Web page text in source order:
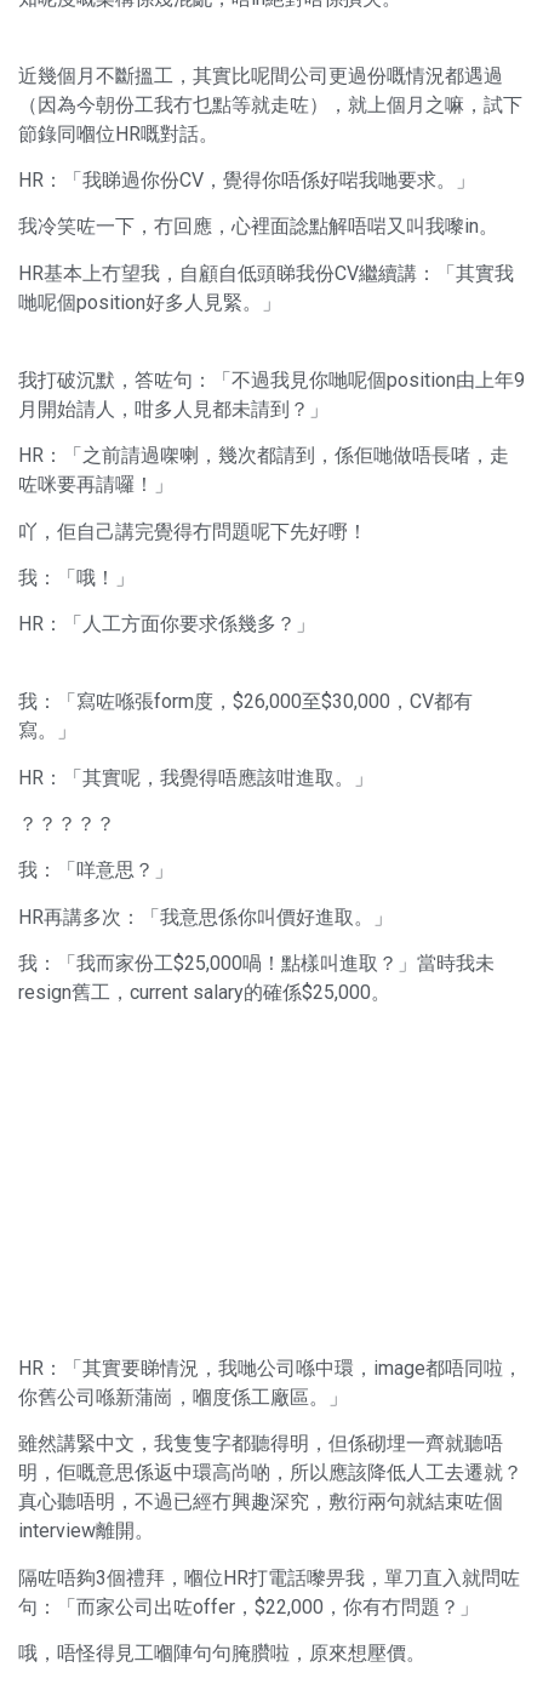
近幾個月不斷搵工，其實比呢間公司更過份嘅情況都遇過
（因為今朝份工我冇乜點等就走咗），就上個月之嘛，試下
節錄同嗰位HR嘅對話。
HR：「我睇過你份CV，覺得你唔係好啱我哋要求。」
我冷笑咗一下，冇回應，心裡面諗點解唔啱又叫我嚟in。
HR基本上冇望我，自顧自低頭睇我份CV繼續講：「其實我
哋呢個position好多人見緊。」
我打破沉默，答咗句：「不過我見你哋呢個position由上年9
月開始請人，咁多人見都未請到？」
HR：「之前請過㗎喇，幾次都請到，係佢哋做唔長啫，走
咗咪要再請囉！」
吖，佢自己講完覺得冇問題呢下先好嘢！
我：「哦！」
HR：「人工方面你要求係幾多？」
我：「寫咗喺張form度，$26,000至$30,000，CV都有
寫。」
HR：「其實呢，我覺得唔應該咁進取。」
？？？？？
我：「咩意思？」
HR再講多次：「我意思係你叫價好進取。」
我：「我而家份工$25,000喎！點樣叫進取？」當時我未
resign舊工，current salary的確係$25,000。
HR：「其實要睇情況，我哋公司喺中環，image都唔同啦，
你舊公司喺新蒲崗，嗰度係工廠區。」
雖然講緊中文，我隻隻字都聽得明，但係砌埋一齊就聽唔
明，佢嘅意思係返中環高尚啲，所以應該降低人工去遷就？
真心聽唔明，不過已經冇興趣深究，敷衍兩句就結束咗個
interview離開。
隔咗唔夠3個禮拜，嗰位HR打電話嚟畀我，單刀直入就問咗
句：「而家公司出咗offer，$22,000，你有冇問題？」
哦，唔怪得見工嗰陣句句腌臢啦，原來想壓價。